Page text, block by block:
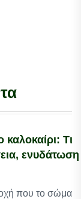
καλοκαίρι: Τι
ενυδάτωση
που το σώμα